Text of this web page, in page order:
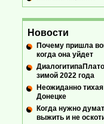
Новости
Почему пришла
когда она уйдет
зимой 2022 года
Неожиданно
Донецке
Когда нужно
выжить и не